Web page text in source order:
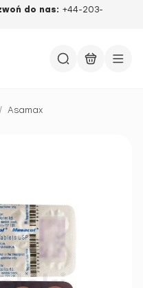
do nas: +44-203-
/ Asamax